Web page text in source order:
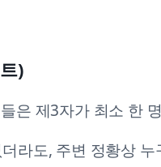
)
은 제3자가 최소 한
라도, 주변 정황상 누